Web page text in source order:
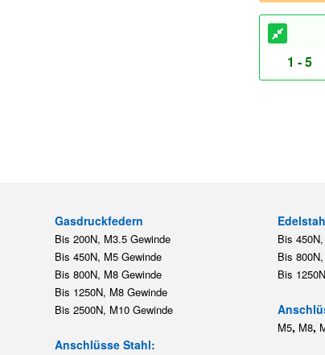
1 - 5
Gasdruckfedern
Bis 200N, M3.5 Gewinde
Bis 450N, M5 Gewinde
Bis 800N, M8 Gewinde
Bis 1250N, M8 Gewinde
Bis 2500N, M10 Gewinde
Anschlüsse Stahl:
Bis
Bis
Bis
M5, M8,